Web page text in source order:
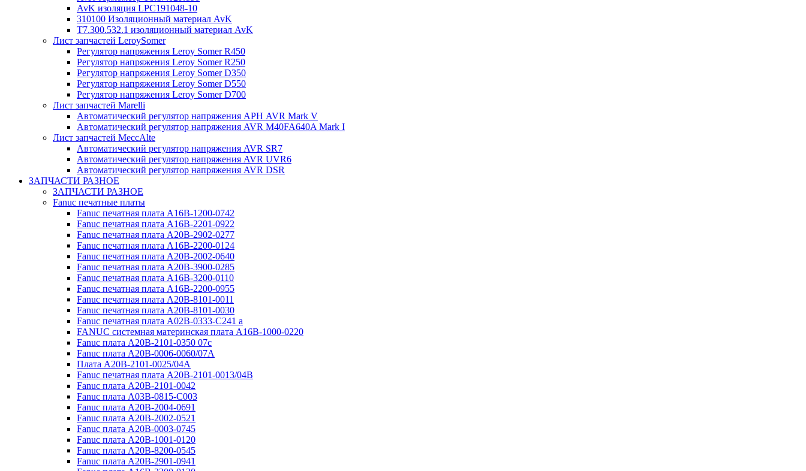
AvK изоляция LPC191048-10
310100 Изоляционный материал AvK
T7.300.532.1 изоляционный материал AvK
Лист запчастей LeroySomer
Регулятор напряжения Leroy Somer R450
Регулятор напряжения Leroy Somer R250
Регулятор напряжения Leroy Somer D350
Регулятор напряжения Leroy Somer D550
Регулятор напряжения Leroy Somer D700
Лист запчастей Marelli
Автоматический регулятор напряжения АРН AVR Mark V
Автоматический регулятор напряжения AVR M40FA640A Mark I
Лист запчастей MeccAlte
Автоматический регулятор напряжения AVR SR7
Автоматический регулятор напряжения AVR UVR6
Автоматический регулятор напряжения AVR DSR
ЗАПЧАСТИ РАЗНОЕ
ЗАПЧАСТИ РАЗНОЕ
Fanuc печатные платы
Fanuc печатная плата A16B-1200-0742
Fanuc печатная плата A16B-2201-0922
Fanuc печатная плата A20B-2902-0277
Fanuc печатная плата A16B-2200-0124
Fanuc печатная плата A20B-2002-0640
Fanuc печатная плата A20B-3900-0285
Fanuc печатная плата A16B-3200-0110
Fanuc печатная плата A16B-2200-0955
Fanuc печатная плата A20B-8101-0011
Fanuc печатная плата A20B-8101-0030
Fanuc печатная плата A02B-0333-C241 a
FANUC системная материнская плата A16B-1000-0220
Fanuc плата A20B-2101-0350 07c
Fanuc плата A20B-0006-0060/07A
Плата A20B-2101-0025/04A
Fanuc печатная плата A20B-2101-0013/04B
Fanuc плата A20B-2101-0042
Fanuc плата A03B-0815-C003
Fanuc плата A20B-2004-0691
Fanuc плата A20B-2002-0521
Fanuc плата A20B-0003-0745
Fanuc плата A20B-1001-0120
Fanuc плата A20B-8200-0545
Fanuc плата A20B-2901-0941